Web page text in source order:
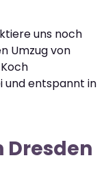
uns noch
Umzug von
und entspannt in